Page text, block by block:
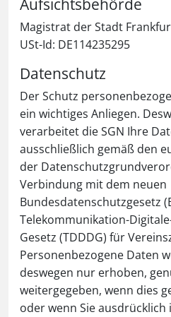
Aufsichtsbehörde
Magistrat der Stadt
USt-Id: DE114235295
Datenschutz
Der Schutz
ein wichtiges Anliegen.
verarbeitet die SGN Ihre
ausschließlich gemäß den
der
Verbindung mit dem neuen
Bundesdatenschutzgesetz
Telekommunikation-
Gesetz (TDDDG) für
Personenbezogene Daten
deswegen nur erhoben,
weitergegeben, wenn dies
oder wenn Sie